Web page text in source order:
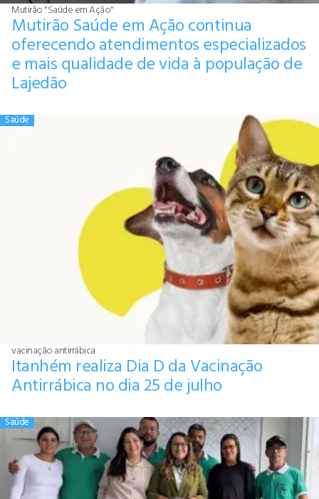
Mutirão "Saúde em Ação"
Mutirão Saúde em Ação continua
oferecendo atendimentos especializados
e mais qualidade de vida à população de
Lajedão
Saúde
vacinação antirrábica
Itanhém realiza Dia D da Vacinação
Antirrábica no dia 25 de julho
Saúde